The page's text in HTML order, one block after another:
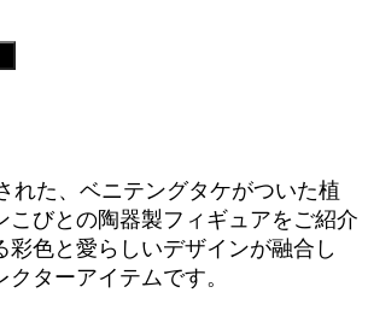
れた、ベニテングタケがついた植
こびとの陶器製フィギュアをご紹介
彩色と愛らしいデザインが融合し
ターアイテムです。